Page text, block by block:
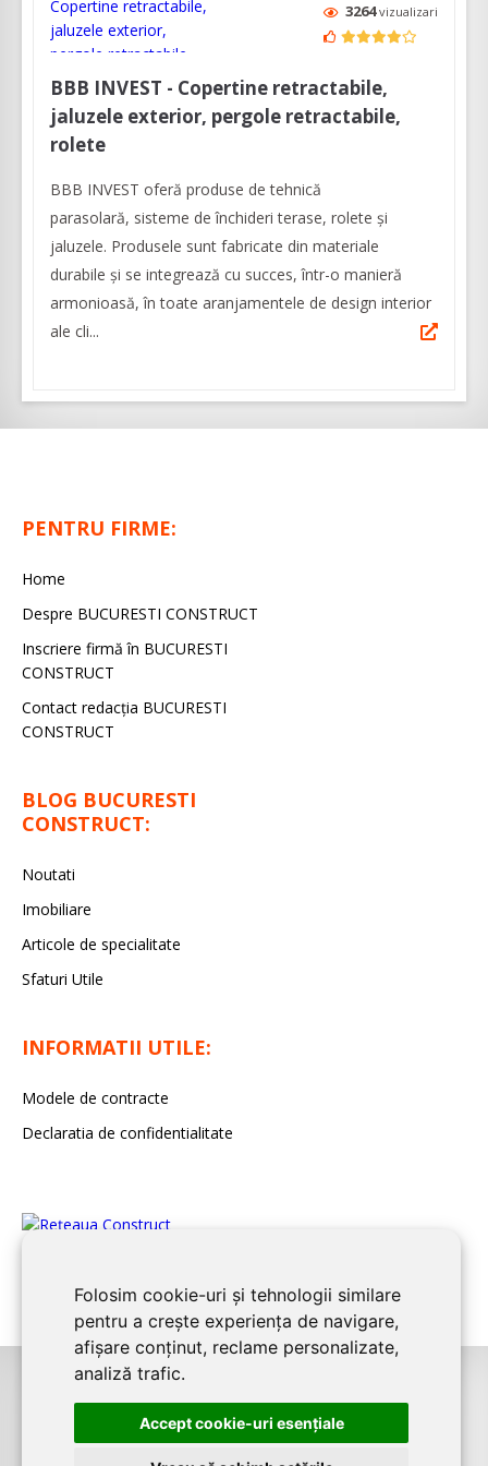
Folosim cookie-uri și tehnologii similare
pentru a crește experiența de navigare,
afișare conținut, reclame personalizate,
analiză trafic.
Accept cookie-uri esenţiale
3264vizualizari
BBB INVEST - Copertine retractabile,
jaluzele exterior, pergole retractabile,
rolete
BBB INVEST oferă produse de tehnică
parasolară, sisteme de închideri terase, rolete și
jaluzele. Produsele sunt fabricate din materiale
durabile și se integrează cu succes, într-o manieră
armonioasă, în toate aranjamentele de design interior
ale cli...
PENTRU FIRME:
Home
Despre BUCURESTI CONSTRUCT
Inscriere firmă în BUCURESTI
CONSTRUCT
Contact redacţia BUCURESTI
CONSTRUCT
BLOG BUCURESTI
CONSTRUCT:
Noutati
Imobiliare
Articole de specialitate
Sfaturi Utile
INFORMATII UTILE:
Modele de contracte
Declaratia de confidentialitate
BUCURESTI CONSTRUCTeste un serviciu de promovare online
pentru firme. Proiect digital dezvoltat deLIVE COMMUNICATIONS SRL
J12/4191/2006, RO19492087